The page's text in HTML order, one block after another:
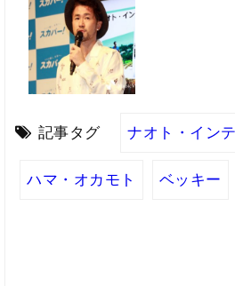
記事タグ ナオト・イン
ハマ・オカモト ベッキー